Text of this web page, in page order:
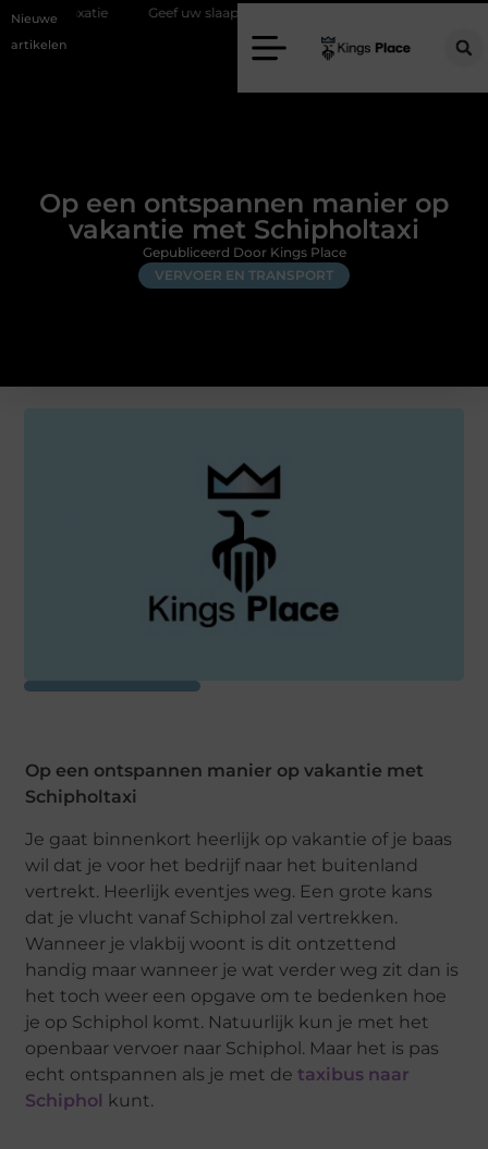
Nieuwe
artikelen
Geef uw slaapkamer een upgrade met interieuradvies Zwolle
Op een ontspannen manier op
vakantie met Schipholtaxi
VERVOER EN TRANSPORT
Gepubliceerd Door Kings Place
Op een ontspannen manier op vakantie met
Schipholtaxi
Je gaat binnenkort heerlijk op vakantie of je baas
wil dat je voor het bedrijf naar het buitenland
vertrekt. Heerlijk eventjes weg. Een grote kans
dat je vlucht vanaf Schiphol zal vertrekken.
Wanneer je vlakbij woont is dit ontzettend
handig maar wanneer je wat verder weg zit dan is
het toch weer een opgave om te bedenken hoe
je op Schiphol komt. Natuurlijk kun je met het
openbaar vervoer naar Schiphol. Maar het is pas
echt ontspannen als je met detaxibus naar
Schiphol kunt.